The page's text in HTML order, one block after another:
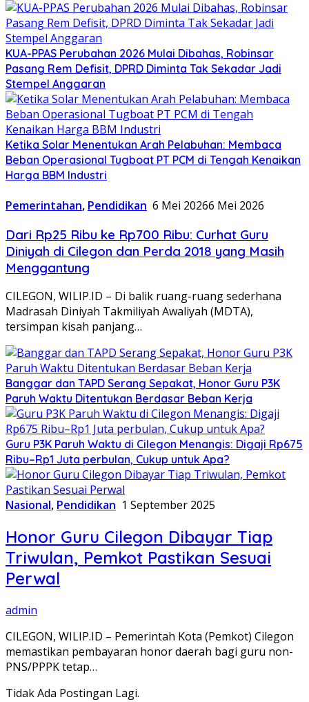
KUA-PPAS Perubahan 2026 Mulai Dibahas, Robinsar
Pasang Rem Defisit, DPRD Diminta Tak Sekadar Jadi
Stempel Anggaran
Ketika Solar Menentukan Arah Pelabuhan: Membaca
Beban Operasional Tugboat PT PCM di Tengah Kenaikan
Harga BBM Industri
Pemerintahan, Pendidikan 6 Mei 20266 Mei 2026
Dari Rp25 Ribu ke Rp700 Ribu: Curhat Guru
Diniyah di Cilegon dan Perda 2018 yang Masih
Menggantung
CILEGON, WILIP.ID – Di balik ruang-ruang sederhana
Madrasah Diniyah Takmiliyah Awaliyah (MDTA),
tersimpan kisah panjang…
Banggar dan TAPD Serang Sepakat, Honor Guru P3K
Paruh Waktu Ditentukan Berdasar Beban Kerja
Guru P3K Paruh Waktu di Cilegon Menangis: Digaji Rp675
Ribu–Rp1 Juta perbulan, Cukup untuk Apa?
Nasional, Pendidikan 1 September 2025
Honor Guru Cilegon Dibayar Tiap
Triwulan, Pemkot Pastikan Sesuai
Perwal
admin
CILEGON, WILIP.ID – Pemerintah Kota (Pemkot) Cilegon
memastikan pembayaran honor daerah bagi guru non-
PNS/PPPK tetap…
Tidak Ada Postingan Lagi.